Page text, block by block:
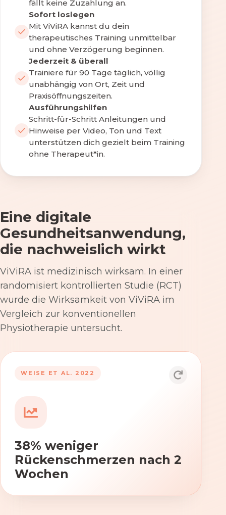
fällt keine Zuzahlung an.
Sofort loslegen
Mit ViViRA kannst du dein
therapeutisches Training unmittelbar
und ohne Verzögerung beginnen.
Jederzeit & überall
Trainiere für 90 Tage täglich, völlig
unabhängig von Ort, Zeit und
Praxisöffnungszeiten.
Ausführungshilfen
Schritt-für-Schritt Anleitungen und
Hinweise per Video, Ton und Text
unterstützen dich gezielt beim Training
ohne Therapeut*in.
Eine digitale
Gesundheitsanwendung,
die nachweislich wirkt
ViViRA ist medizinisch wirksam. In einer
randomisiert kontrollierten Studie (RCT)
wurde die Wirksamkeit von ViViRA im
Vergleich zur konventionellen
Physiotherapie untersucht.
WEISE ET AL. 2022
38% weniger
Rückenschmerzen nach 2
Wochen
53% nach 12 Wochen